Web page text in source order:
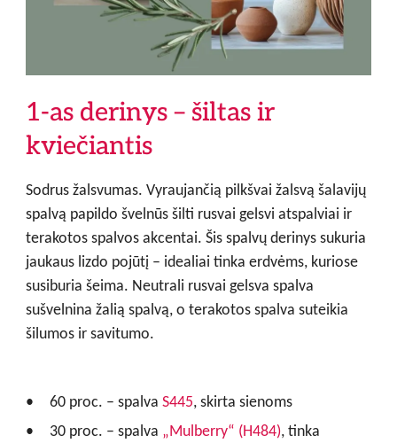
1-as derinys – šiltas ir
kviečiantis
Sodrus žalsvumas. Vyraujančią pilkšvai žalsvą šalavijų
spalvą papildo švelnūs šilti rusvai gelsvi atspalviai ir
terakotos spalvos akcentai. Šis spalvų derinys sukuria
jaukaus lizdo pojūtį – idealiai tinka erdvėms, kuriose
susiburia šeima. Neutrali rusvai gelsva spalva
sušvelnina žalią spalvą, o terakotos spalva suteikia
šilumos ir savitumo.
60 proc. – spalva S445, skirta sienoms
30 proc. – spalva „Mulberry“ (H484), tinka